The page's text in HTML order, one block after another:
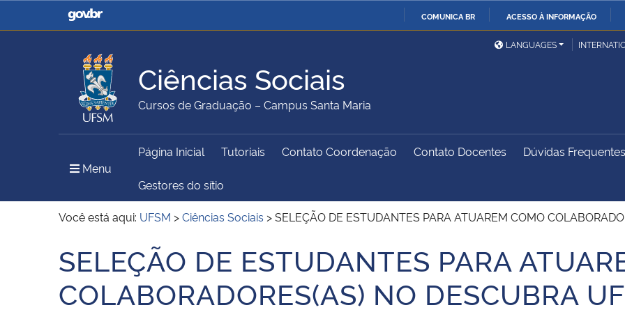
COMUNICA BR ACESSO À INFORMAÇÃO
Casa Civil
Ministério da Justiça e
Ministério da Defesa
Ministério das Relações
Exteriores
Ministério da Agricultura,
Pecuária e Abastecimento
Ministério da Educação Ministério da Cidadania
Ministério do Meio Ambiente
Ministério do
Institucional
LANGUAGES
Ciências Sociais
Cursos de Graduação – Campus Santa Maria
Menu
Página Inicial Tutoriais Contato Coordenação Contato Docentes Dúvidas Frequentes
Gestores do sítio
Você está aqui: UFSM >Ciências Sociais >SELEÇÃO DE ESTUDANTES PARA ATUAREM COMO
Início do conteúdo
SELEÇÃO DE ESTUDANTES PARA
COLABORADORES(AS) NO DESCUBRA